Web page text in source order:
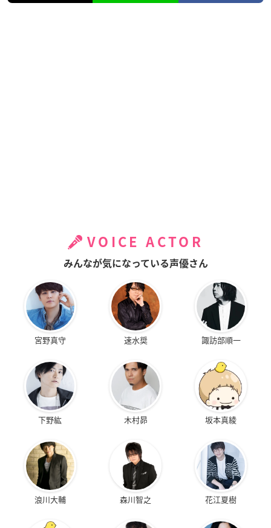
VOICE ACTOR
みんなが気になっている声優さん
宮野真守 速水奨 諏訪部順一
下野紘 木村昴 坂本真綾
浪川大輔 森川智之 花江夏樹